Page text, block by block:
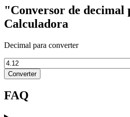
"Conversor de decimal
Calculadora
Decimal para converter
Converter
FAQ